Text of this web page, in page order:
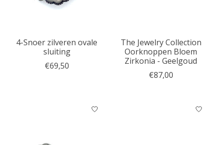
4-Snoer zilveren ovale
sluiting
€69,50
The Jewelry Collection
Oorknoppen Bloem
Zirkonia - Geelgoud
€87,00